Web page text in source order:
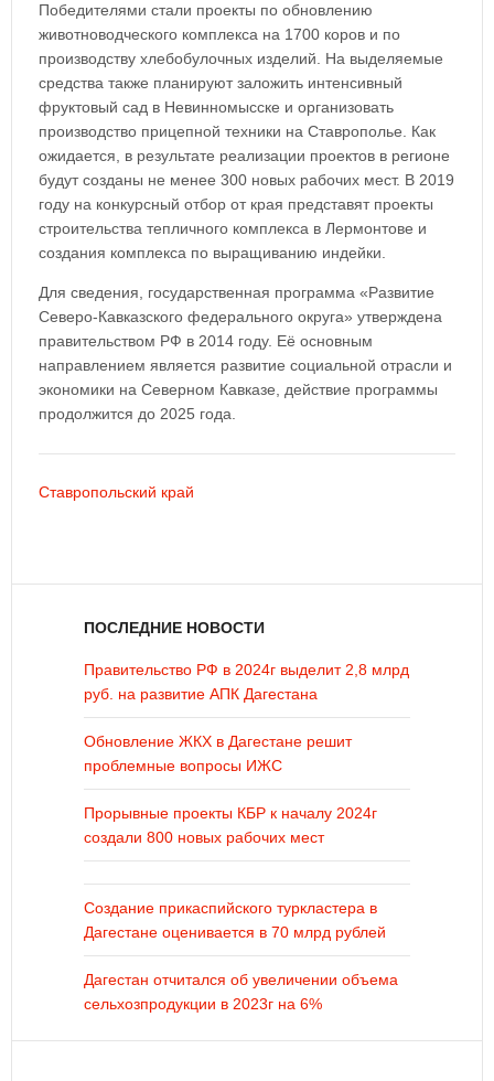
Победителями стали проекты по обновлению
животноводческого комплекса на 1700 коров и по
производству хлебобулочных изделий. На выделяемые
средства также планируют заложить интенсивный
фруктовый сад в Невинномысске и организовать
производство прицепной техники на Ставрополье. Как
ожидается, в результате реализации проектов в регионе
будут созданы не менее 300 новых рабочих мест. В 2019
году на конкурсный отбор от края представят проекты
строительства тепличного комплекса в Лермонтове и
создания комплекса по выращиванию индейки.
Для сведения, государственная программа «Развитие
Северо-Кавказского федерального округа» утверждена
правительством РФ в 2014 году. Её основным
направлением является развитие социальной отрасли и
экономики на Северном Кавказе, действие программы
продолжится до 2025 года.
Ставропольский край
ПОСЛЕДНИЕ НОВОСТИ
Правительство РФ в 2024г выделит 2,8 млрд
руб. на развитие АПК Дагестана
Обновление ЖКХ в Дагестане решит
проблемные вопросы ИЖС
Прорывные проекты КБР к началу 2024г
создали 800 новых рабочих мест
Создание прикаспийского туркластера в
Дагестане оценивается в 70 млрд рублей
Дагестан отчитался об увеличении объема
сельхозпродукции в 2023г на 6%